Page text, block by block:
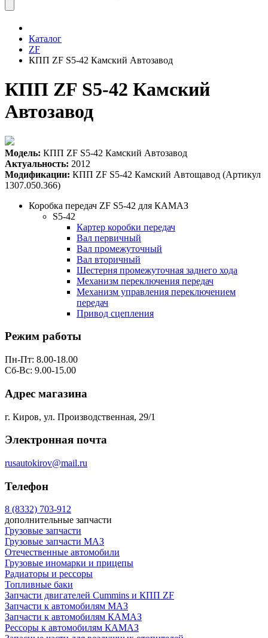
Каталог
ZF
КПП ZF S5-42 Камский Автозавод
КПП ZF S5-42 Камский
Автозавод
Модель: КПП ZF S5-42 Камский Автозавод
Актуальность: 2012
Модификации: КПП ZF S5-42 Камский Автощавод (Артикул
1307.050.366)
Коробка передач ZF S5-42 для КАМАЗ
S5-42
Картер коробки передач
Вал первичный
Вал промежуточный
Вал вторичный
Шестерня промежуточная заднего хода
Механизм переключения передач
Механизм управления переключением
передач
Привод сцепления
Режим работы
Пн-Пт: 8.00-18.00
Сб-Вс: 9.00-15.00
Адрес магазина
г. Киров, ул. Производственная, 29/1
Электронная почта
rusautokirov@mail.ru
Телефон
8 (8332) 703-912
дополнительные запчасти
Грузовые запчасти
Грузовые запчасти МАЗ
Отечественные автомобили
Грузовые иномарки и прицепы
Радиаторы и рессоры
Топливные баки
Запчасти двигателей Cummins и КПП ZF
Запчасти к автомобилям МАЗ
Запчасти к автомобилям КАМАЗ
Рессоры к автомобилям КАМАЗ